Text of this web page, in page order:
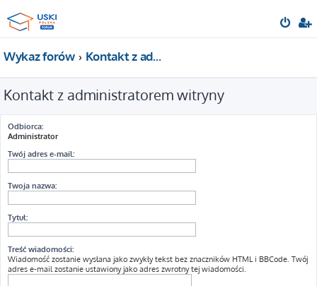
Wykaz forów Kontakt z administratorem witryny
Kontakt z administratorem witryny
Odbiorca:
Administrator
Twój adres e-mail:
Twoja nazwa:
Tytuł:
Treść wiadomości:
Wiadomość zostanie wysłana jako zwykły tekst bez znaczników HTML i BBCode. Twój
adres e-mail zostanie ustawiony jako adres zwrotny tej wiadomości.